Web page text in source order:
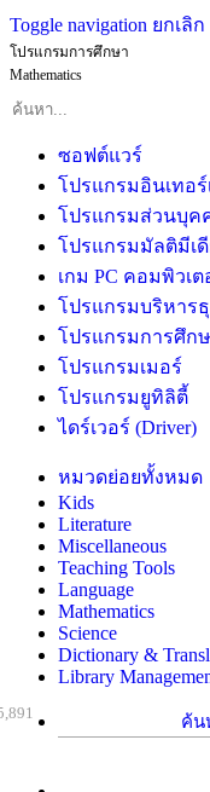
Toggle navigation ยกเลิก
โปรแกรมการศึกษา
Mathematics
ซอฟต์แวร์
โปรแกรมอินเทอร์
โปรแกรมส่วนบุค
โปรแกรมมัลติมีเ
เกม PC คอมพิวเต
โปรแกรมบริหาร
โปรแกรมการศึก
โปรแกรมเมอร์
โปรแกรมยูทิลิตี้
ไดร์เวอร์ (Driver)
หมวดย่อยทั้งหมด
Kids
Literature
Miscellaneous
Teaching Tools
Language
Mathematics
Science
Dictionary &
Library
ค้น